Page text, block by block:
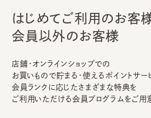
はじめてご利用のお客様
会員以外のお客様
店舗・オンラインショップでの
お買いもので貯まる・使えるポイントサー
会員ランクに応じたさまざまな特典を
ご利用いただける会員プログラムをご用